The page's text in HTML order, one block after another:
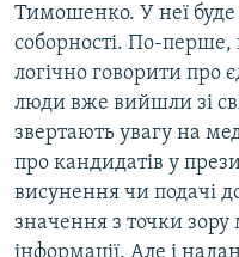
Тимошенко. У неї буде
соборності. По-перше,
логічно говорити про
люди вже вийшли зі
звертають увагу на
про кандидатів у
висунення чи подачі
значення з точки зору
інформації. Але і